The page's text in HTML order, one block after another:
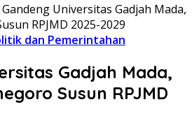
Gandeng Universitas Gadjah Mada,
RPJMD 2025-2029
dan Pemerintahan
Gadjah Mada,
Susun RPJMD